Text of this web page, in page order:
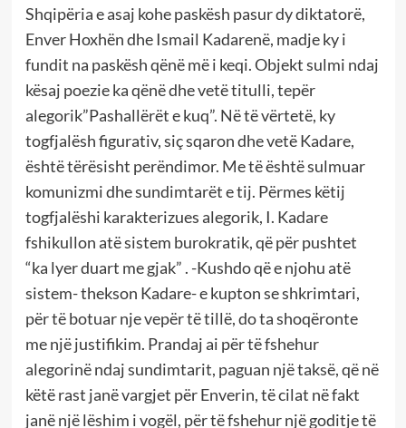
Shqipëria e asaj kohe paskësh pasur dy diktatorë,
Enver Hoxhën dhe Ismail Kadarenë, madje ky i
fundit na paskësh qënë më i keqi. Objekt sulmi ndaj
kësaj poezie ka qënë dhe vetë titulli, tepër
alegorik”Pashallërët e kuq”. Në të vërtetë, ky
togfjalësh figurativ, siç sqaron dhe vetë Kadare,
është tërësisht perëndimor. Me të është sulmuar
komunizmi dhe sundimtarët e tij. Përmes këtij
togfjalëshi karakterizues alegorik, I. Kadare
fshikullon atë sistem burokratik, që për pushtet
“ka lyer duart me gjak” . -Kushdo që e njohu atë
sistem- thekson Kadare- e kupton se shkrimtari,
për të botuar nje vepër të tillë, do ta shoqëronte
me një justifikim. Prandaj ai për të fshehur
alegorinë ndaj sundimtarit, paguan një taksë, që në
këtë rast janë vargjet për Enverin, të cilat në fakt
janë një lëshim i vogël, për të fshehur një goditje të